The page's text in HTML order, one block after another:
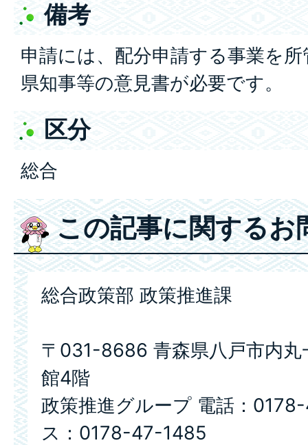
備考
申請には、配分申請する事業を
県知事等の意見書が必要です。
区分
総合
この記事に関するお
総合政策部 政策推進課
〒031-8686 青森県八戸市内丸
館4階
政策推進グループ 電話：
ス：0178-47-1485